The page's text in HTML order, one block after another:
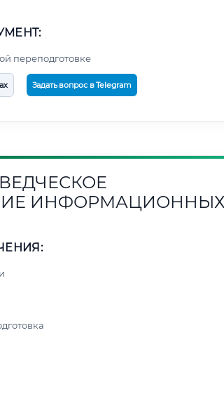
переподготовке
Задать вопрос в Telegram